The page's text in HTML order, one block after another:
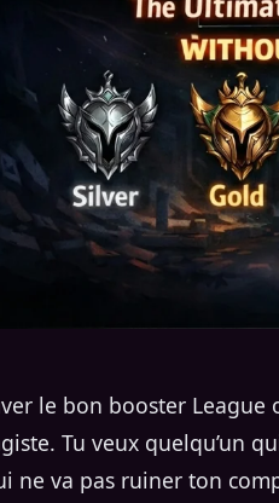
le bon booster League
Tu veux quelqu’un
ne va pas ruiner ton